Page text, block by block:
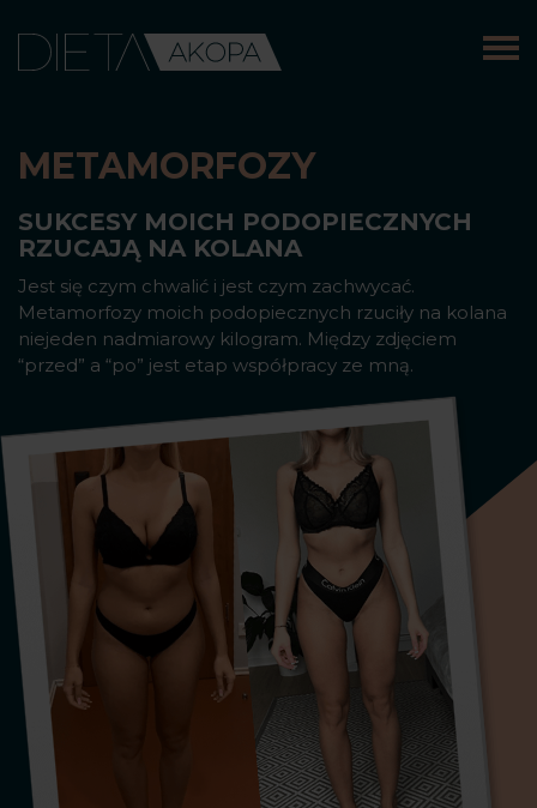
to
content
METAMORFOZY
SUKCESY MOICH PODOPIECZNYCH
RZUCAJĄ NA KOLANA
Jest się czym chwalić i jest czym zachwycać.
Metamorfozy moich podopiecznych rzuciły na kolana
niejeden nadmiarowy kilogram. Między zdjęciem
“przed” a “po” jest etap współpracy ze mną.